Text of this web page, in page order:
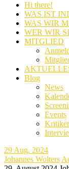
Hi there!
WAS IST
WAS WIR
WER WIR
MITGLIED
Blog
News
Events
29 Aug. 2024
Johannes Wolters